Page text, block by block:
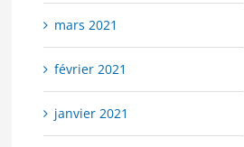
mars 2021
février 2021
janvier 2021